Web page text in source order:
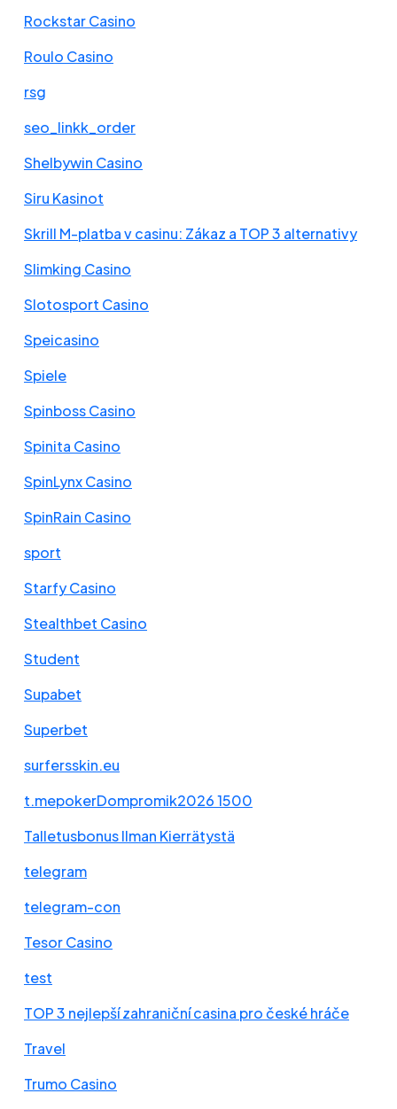
Rockstar Casino
Roulo Casino
rsg
seo_linkk_order
Shelbywin Casino
Siru Kasinot
Skrill M-platba v casinu: Zákaz a TOP 3 alternativy
Slimking Casino
Slotosport Casino
Speicasino
Spiele
Spinboss Casino
Spinita Casino
SpinLynx Casino
SpinRain Casino
sport
Starfy Casino
Stealthbet Casino
Student
Supabet
Superbet
surfersskin.eu
t.mepokerDompromik2026 1500
Talletusbonus Ilman Kierrätystä
telegram
telegram-con
Tesor Casino
test
TOP 3 nejlepší zahraniční casina pro české hráče
Travel
Trumo Casino